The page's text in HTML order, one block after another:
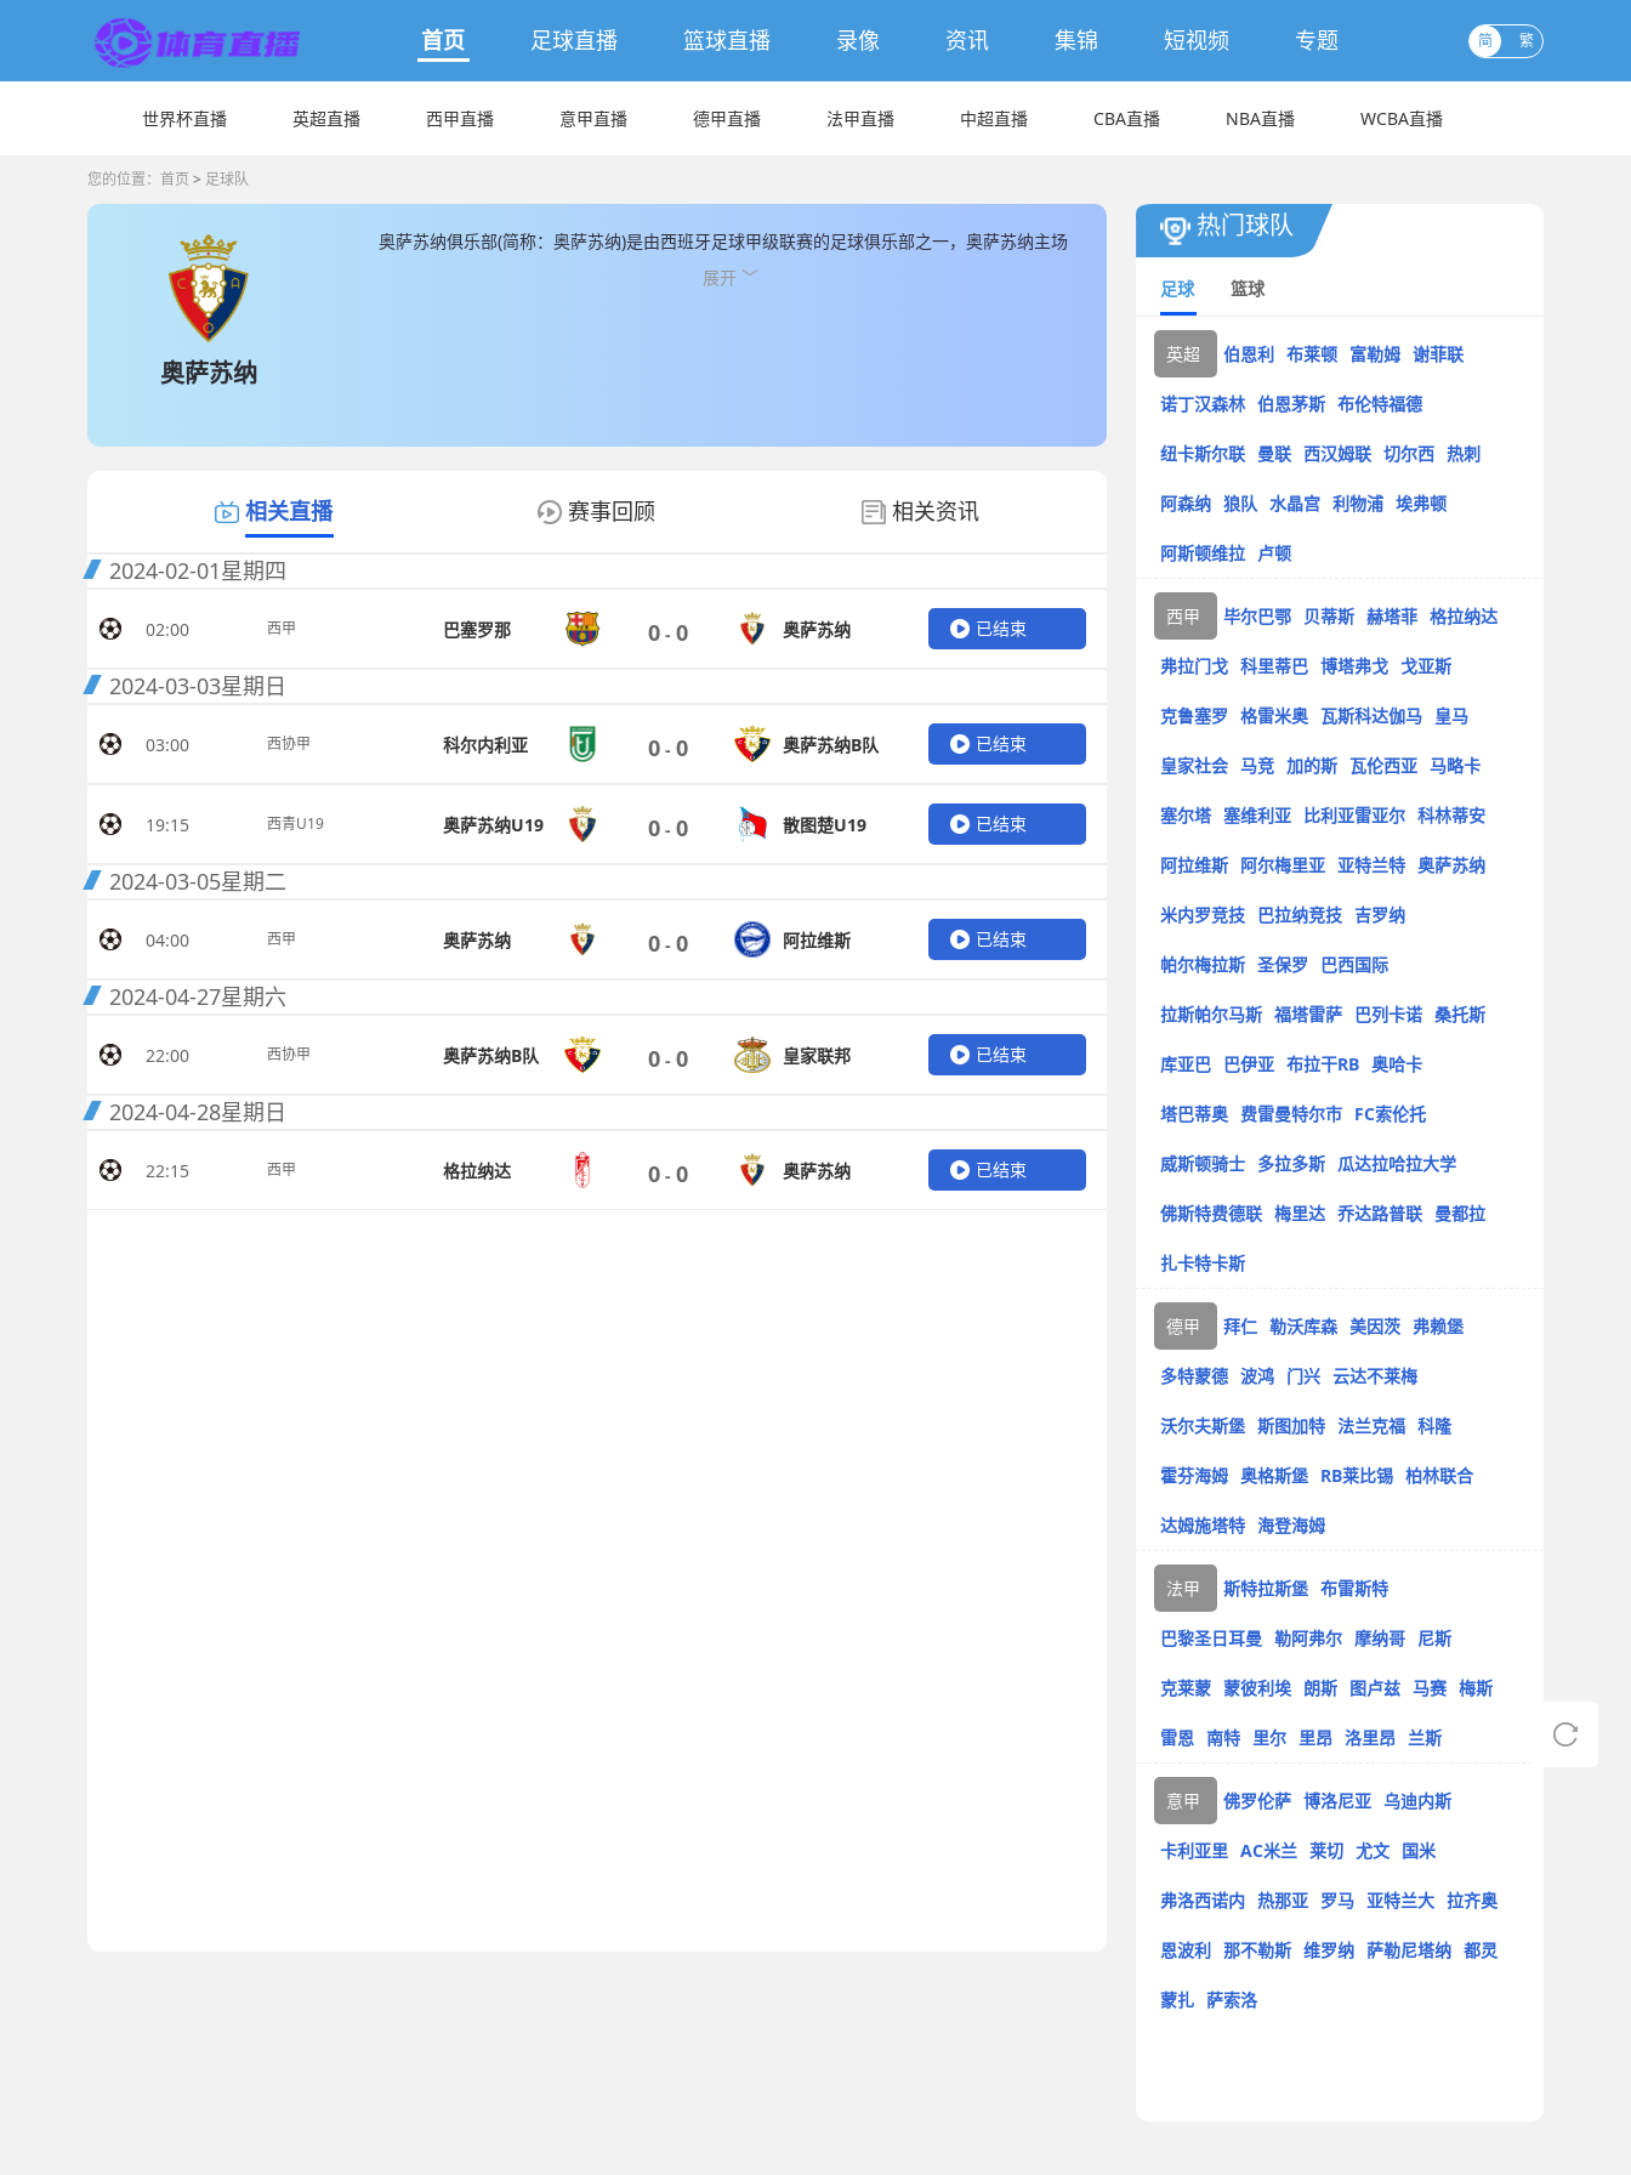
首页 足球直播 篮球直播 录像 资讯 集锦 短视频 专题 简 繁
世界杯直播 英超直播 西甲直播 意甲直播 德甲直播 法甲直播 中超直播 CBA直播 NBA直播 WCBA直播
您的位置： 首页 > 足球队
奥萨苏纳
奥萨苏纳俱乐部(简称：奥萨苏纳)是由西班牙足球甲级联赛的足球俱乐部之一，奥萨苏纳主场
馆是位于埃尔·萨达尔球场， 奥萨苏纳成立于1920，奥萨苏纳球队总评估市值为
132199999(€)，奥萨苏纳球员总数为29人，奥萨苏纳球队队员中，现有国家队球员人数有3
展开 ﹀
相关直播 赛事回顾 相关资讯
2024-02-01星期四
02:00 西甲 巴塞罗那 0 - 0 奥萨苏纳 已结束
2024-03-03星期日
03:00 西协甲 科尔内利亚 0 - 0 奥萨苏纳B队 已结束
19:15 西青U19 奥萨苏纳U19 0 - 0 散图楚U19 已结束
2024-03-05星期二
04:00 西甲 奥萨苏纳 0 - 0 阿拉维斯 已结束
2024-04-27星期六
22:00 西协甲 奥萨苏纳B队 0 - 0 皇家联邦 已结束
2024-04-28星期日
22:15 西甲 格拉纳达 0 - 0 奥萨苏纳 已结束
热门球队
足球 篮球
英超 伯恩利 布莱顿 富勒姆 谢菲联
诺丁汉森林 伯恩茅斯 布伦特福德
纽卡斯尔联 曼联 西汉姆联 切尔西 热刺
阿森纳 狼队 水晶宫 利物浦 埃弗顿
阿斯顿维拉 卢顿
西甲 毕尔巴鄂 贝蒂斯 赫塔菲 格拉纳达
弗拉门戈 科里蒂巴 博塔弗戈 戈亚斯
克鲁塞罗 格雷米奥 瓦斯科达伽马 皇马
皇家社会 马竞 加的斯 瓦伦西亚 马略卡
塞尔塔 塞维利亚 比利亚雷亚尔 科林蒂安
阿拉维斯 阿尔梅里亚 亚特兰特 奥萨苏纳
米内罗竞技 巴拉纳竞技 吉罗纳
帕尔梅拉斯 圣保罗 巴西国际
拉斯帕尔马斯 福塔雷萨 巴列卡诺 桑托斯
库亚巴 巴伊亚 布拉干RB 奥哈卡
塔巴蒂奥 费雷曼特尔市 FC索伦托
威斯顿骑士 多拉多斯 瓜达拉哈拉大学
佛斯特费德联 梅里达 乔达路普联 曼都拉
扎卡特卡斯
德甲 拜仁 勒沃库森 美因茨 弗赖堡
多特蒙德 波鸿 门兴 云达不莱梅
沃尔夫斯堡 斯图加特 法兰克福 科隆
霍芬海姆 奥格斯堡 RB莱比锡 柏林联合
达姆施塔特 海登海姆
法甲 斯特拉斯堡 布雷斯特
巴黎圣日耳曼 勒阿弗尔 摩纳哥 尼斯
克莱蒙 蒙彼利埃 朗斯 图卢兹 马赛 梅斯
雷恩 南特 里尔 里昂 洛里昂 兰斯
意甲 佛罗伦萨 博洛尼亚 乌迪内斯
卡利亚里 AC米兰 莱切 尤文 国米
弗洛西诺内 热那亚 罗马 亚特兰大 拉齐奥
恩波利 那不勒斯 维罗纳 萨勒尼塔纳 都灵
蒙扎 萨索洛